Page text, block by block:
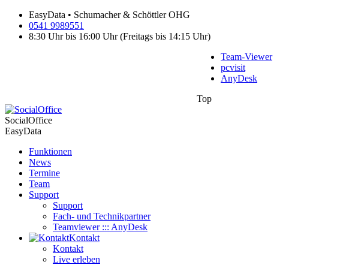
EasyData • Schumacher & Schöttler OHG
0541 9989551
8:30 Uhr bis 16:00 Uhr (Freitags bis 14:15 Uhr)
Team-Viewer
pcvisit
AnyDesk
Top
SocialOffice
EasyData
Funktionen
News
Termine
Team
Support
Support
Fach- und Technikpartner
Teamviewer ::: AnyDesk
Kontakt
Kontakt
Live erleben